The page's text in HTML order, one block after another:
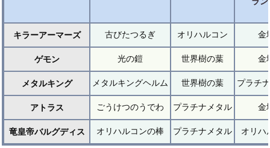
キラーアーマーズ 古びたつるぎ オリハルコン 金
ゲモン 光の鎧 世界樹の葉 金
メタルキング メタルキングヘルム 世界樹の葉 プラチ
アトラス ごうけつのうでわ プラチナメタル 金
竜皇帝バルグディス オリハルコンの棒 プラチナメタル オリハ